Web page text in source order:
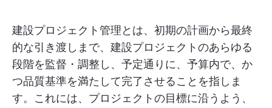
建設プロジェクト管理とは、初期の計画から最終
的な引き渡しまで、建設プロジェクトのあらゆる
段階を監督・調整し、予定通りに、予算内で、か
つ品質基準を満たして完了させることを指しま
す。これには、プロジェクトの目標に沿うよう、